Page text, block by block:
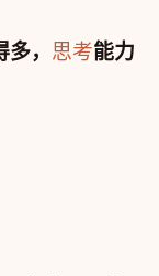
， 思考能力